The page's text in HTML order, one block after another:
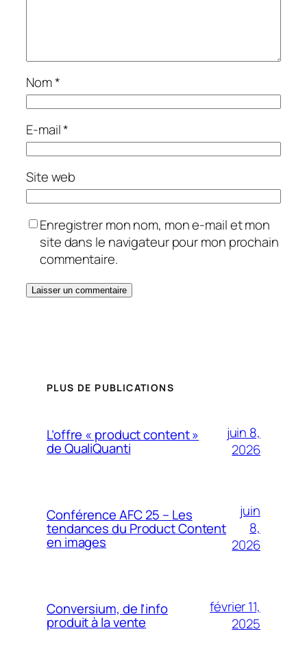
Nom*
E-mail*
Site web
Enregistrer mon nom, mon e-mail et mon
site dans le navigateur pour mon prochain
commentaire.
PLUS DE PUBLICATIONS
L’offre « product content »
de QualiQuanti
juin 8,
2026
Conférence AFC 25 – Les
tendances du Product Content
en images
juin
8,
2026
Conversium, de l’info
produit à la vente
février 11,
2025